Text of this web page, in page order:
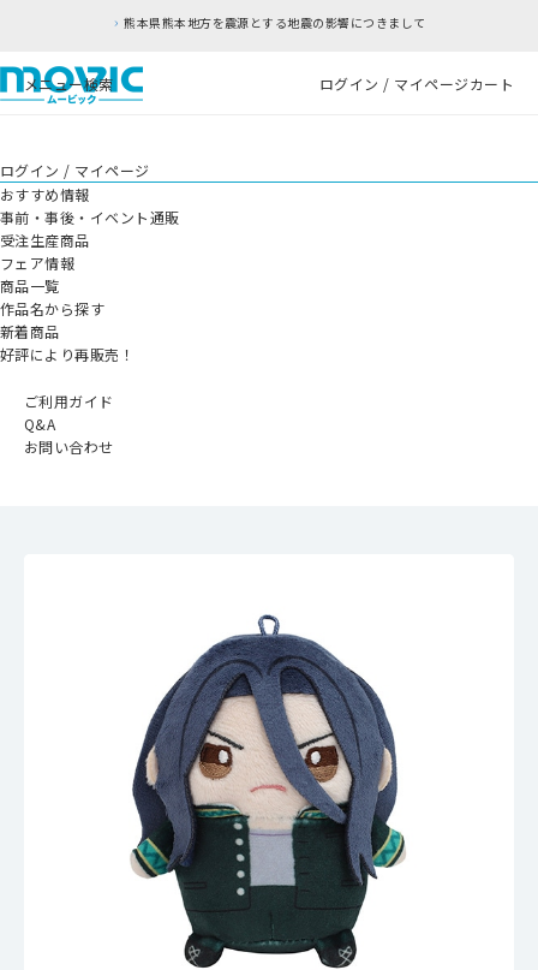
熊本県熊本地方を震源とする地震の影響につきまして
メニュー検索 ログイン / マイページカート
ログイン / マイページ
おすすめ情報
事前・事後・イベント通販
受注生産商品
フェア情報
商品一覧
作品名から探す
新着商品
好評により再販売！
ご利用ガイド
Q&A
お問い合わせ